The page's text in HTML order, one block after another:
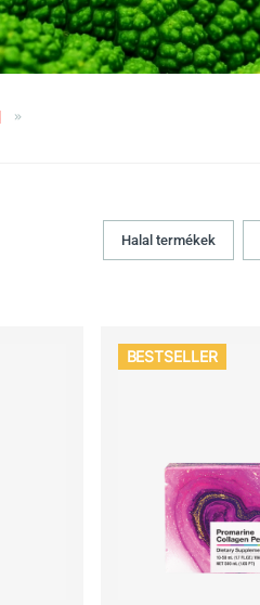
Halal termékek
BESTSELLER